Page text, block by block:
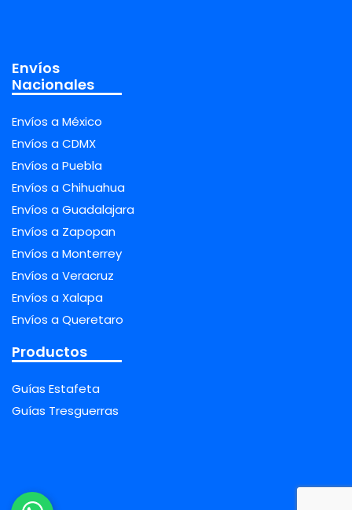
Envíos
Nacionales
Envíos a México
Envíos a CDMX
Envíos a Puebla
Envíos a Chihuahua
Envíos a Guadalajara
Envíos a Zapopan
Envíos a Monterrey
Envíos a Veracruz
Envíos a Xalapa
Envíos a Queretaro
Productos
Guías Estafeta
Guías Tresguerras